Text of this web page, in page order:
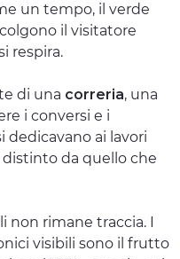
un tempo, il verde
il visitatore
respira.
di una correria, una
i conversi e i
ai lavori
distinto da quello che
non rimane traccia. I
visibili sono il frutto